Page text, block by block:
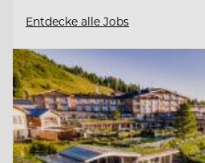
Entdecke alle Jobs